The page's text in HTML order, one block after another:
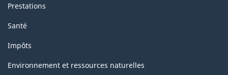
Prestations
Santé
Impôts
Environnement et ressources naturelles